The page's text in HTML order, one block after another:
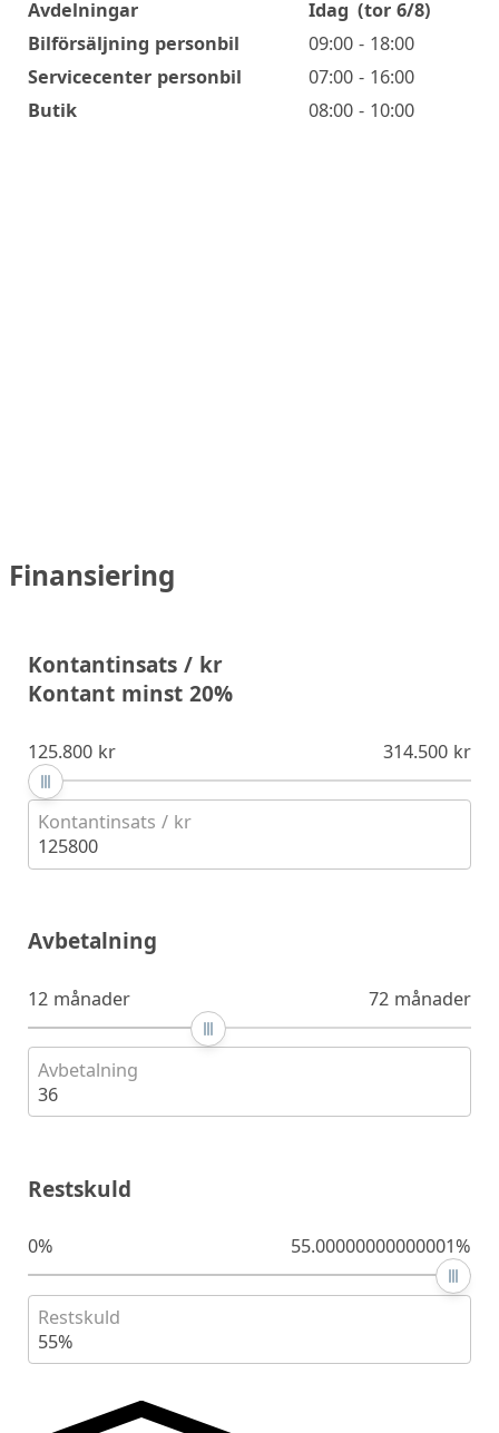
Öppettider
Avdelningar Idag (tor 6/8)
Bilförsäljning personbil
09:00 - 18:00
Servicecenter personbil
07:00 - 16:00
Butik
08:00 - 10:00
Finansiering
Kontantinsats / kr
Kontant minst 20%
125.800 kr 314.500 kr
Kontantinsats / kr
125800
Avbetalning
12 månader 72 månader
Avbetalning
36
Restskuld
0% 55.00000000000001%
Restskuld
55%